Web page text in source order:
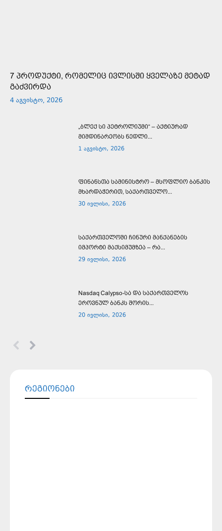
7 პროდუქტი, რომელიც ივლისში ყველაზე მეტად
გაძვირდა
4 აგვისტო, 2026
„ბლექ სი პეტროლიუმი“ – აქტიურად
მიმდინარეობს ნედლი...
1 აგვისტო, 2026
ფინანსთა სამინისტრო – მსოფლიო ბანკის
მხარდაჭერით, საქართველო...
30 ივლისი, 2026
საქართველოში ჩინური მანქანების
იმპორტი მაქსიმუმზეა – რა...
29 ივლისი, 2026
Nasdaq Calypso-სა და საქართველოს
ეროვნულ ბანკს შორის...
20 ივლისი, 2026
ᲠᲔᲒᲘᲝᲜᲔᲑᲘ